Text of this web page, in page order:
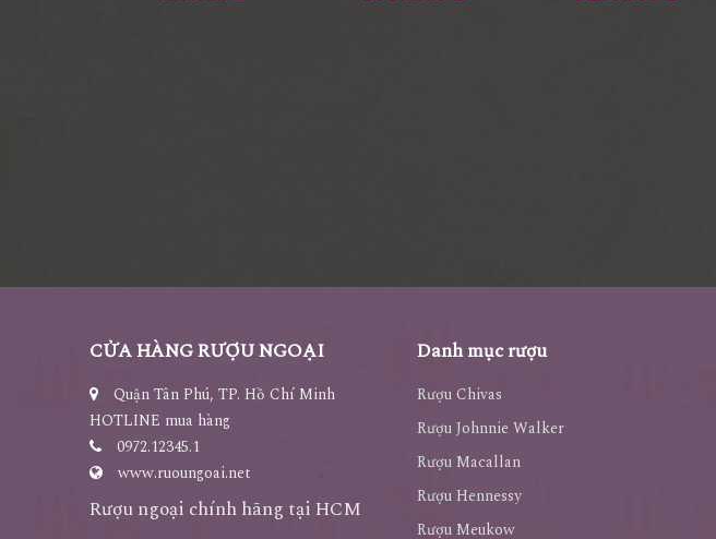
CỬA HÀNG RƯỢU NGOẠI
Quận Tân Phú, TP. Hồ Chí Minh
HOTLINE mua hàng
0972.12345.1
www.ruoungoai.net
Rượu ngoại chính hãng tại HCM
Danh mục rượu
Rượu Chivas
Rượu Johnnie Walker
Rượu Macallan
Rượu Hennessy
Rượu Meukow